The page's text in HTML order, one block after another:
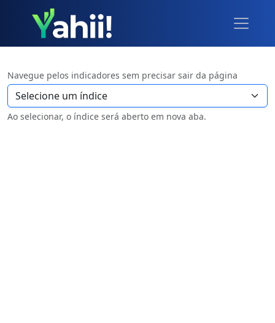
Navegue pelos indicadores sem precisar sair da página
Ao selecionar, o índice será aberto em nova aba.